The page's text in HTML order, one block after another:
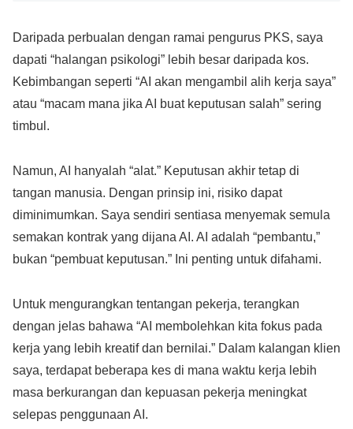
Daripada perbualan dengan ramai pengurus PKS, saya
dapati “halangan psikologi” lebih besar daripada kos.
Kebimbangan seperti “AI akan mengambil alih kerja saya”
atau “macam mana jika AI buat keputusan salah” sering
timbul.
Namun, AI hanyalah “alat.” Keputusan akhir tetap di
tangan manusia. Dengan prinsip ini, risiko dapat
diminimumkan. Saya sendiri sentiasa menyemak semula
semakan kontrak yang dijana AI. AI adalah “pembantu,”
bukan “pembuat keputusan.” Ini penting untuk difahami.
Untuk mengurangkan tentangan pekerja, terangkan
dengan jelas bahawa “AI membolehkan kita fokus pada
kerja yang lebih kreatif dan bernilai.” Dalam kalangan klien
saya, terdapat beberapa kes di mana waktu kerja lebih
masa berkurangan dan kepuasan pekerja meningkat
selepas penggunaan AI.